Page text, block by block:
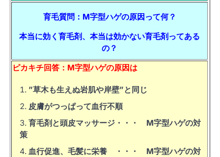
育毛質問：M字型ハゲの原因って何？
本当に効く育毛剤、本当は効かない育毛剤ってある
の？
ピカキチ回答：M字型ハゲの原因は
”草木も生えぬ岩肌や岸壁”と同じ
皮膚がつっぱって血行不順
育毛剤と頭皮マッサージ・・・ M字型ハゲの対
策
血行促進、毛髪に栄養 ・・・ M字型ハゲの対